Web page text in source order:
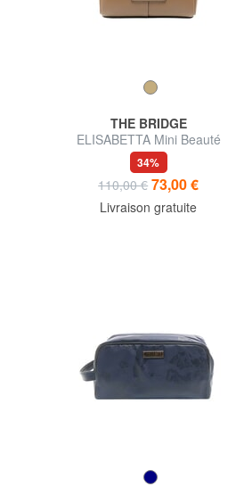
THE BRIDGE
ELISABETTA Mini Beauté
34%
110,00 € 73,00 €
Livraison gratuite